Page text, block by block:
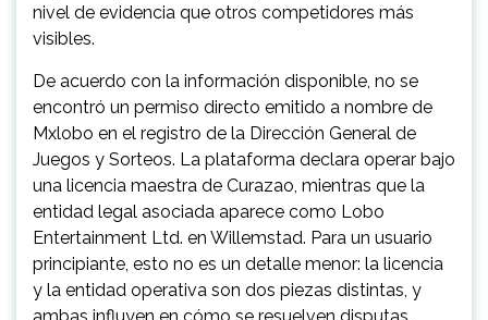
nivel de evidencia que otros competidores más
visibles.
De acuerdo con la información disponible, no se
encontró un permiso directo emitido a nombre de
Mxlobo en el registro de la Dirección General de
Juegos y Sorteos. La plataforma declara operar bajo
una licencia maestra de Curazao, mientras que la
entidad legal asociada aparece como Lobo
Entertainment Ltd. en Willemstad. Para un usuario
principiante, esto no es un detalle menor: la licencia
y la entidad operativa son dos piezas distintas, y
ambas influyen en cómo se resuelven disputas,